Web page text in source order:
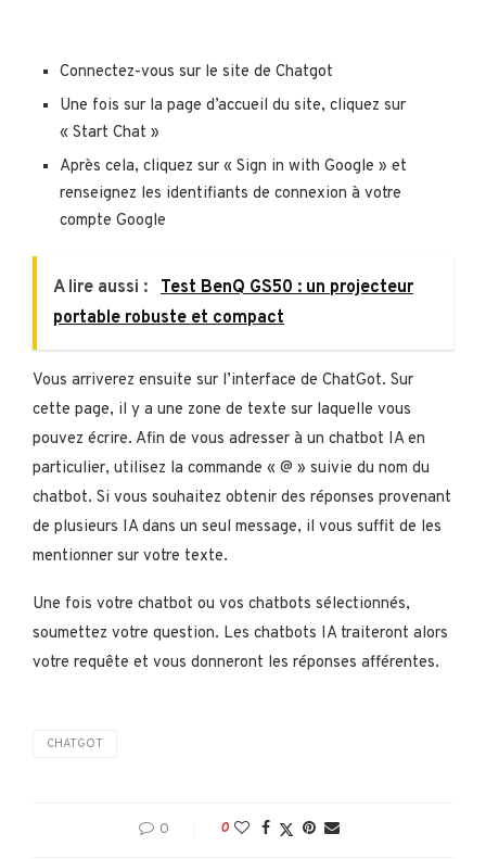
Connectez-vous sur le site de Chatgot
Une fois sur la page d’accueil du site, cliquez sur
« Start Chat »
Après cela, cliquez sur « Sign in with Google » et
renseignez les identifiants de connexion à votre
compte Google
A lire aussi : Test BenQ GS50 : un projecteur
portable robuste et compact
Vous arriverez ensuite sur l’interface de ChatGot. Sur
cette page, il y a une zone de texte sur laquelle vous
pouvez écrire. Afin de vous adresser à un chatbot IA en
particulier, utilisez la commande « @ » suivie du nom du
chatbot. Si vous souhaitez obtenir des réponses provenant
de plusieurs IA dans un seul message, il vous suffit de les
mentionner sur votre texte.
Une fois votre chatbot ou vos chatbots sélectionnés,
soumettez votre question. Les chatbots IA traiteront alors
votre requête et vous donneront les réponses afférentes.
CHATGOT
0 0